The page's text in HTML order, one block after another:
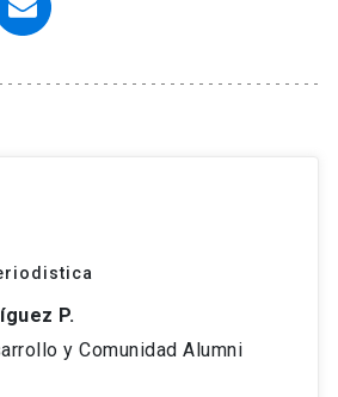
P.
y Comunidad Alumni